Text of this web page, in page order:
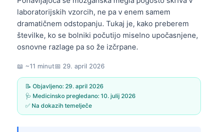
laboratorijskih vzorcih, ne pa v enem samem
dramatičnem odstopanju. Tukaj je, kako preberem
številke, ko se bolniki počutijo miselno upočasnjene,
osnovne razlage pa so že izčrpane.
📖 ~11 minut📅 29. april 2026
📝 Objavljeno: 29. april 2026
🩺 Medicinsko pregledano: 10. julij 2026
✅ Na dokazih temelječe